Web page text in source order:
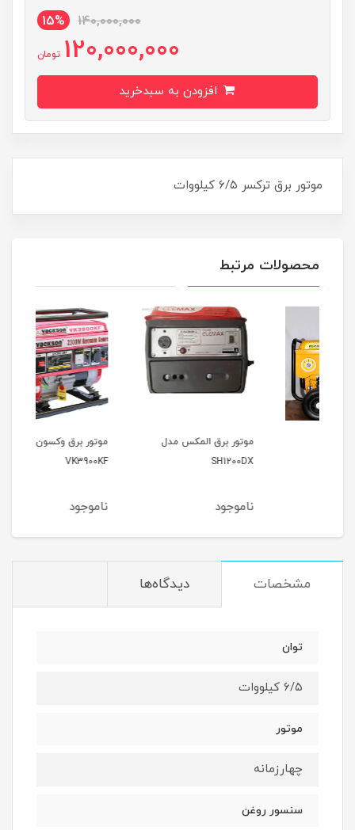
140,000,000
15%
120,000,000 تومان
موتور برق ترکسر ۶/۵ کیلووات
محصولات مرتبط
موتور برق المکس مدل
موتور برق وکسون مدل
مشخصات دیدگاه‌ها
توان
۶/۵ کیلووات
موتور
چهارزمانه
سنسور روغن